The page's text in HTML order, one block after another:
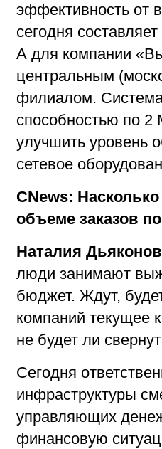
эффективность от
сегодня
А для компании
центральным
филиалом. Система
способностью по
улучшить уровень
сетевое
CNews:
объеме заказов
Наталия
люди занимают
бюджет. Ждут,
компаний текущее
не будет ли
Сегодня
инфраструктуры
управляющих
финансовую